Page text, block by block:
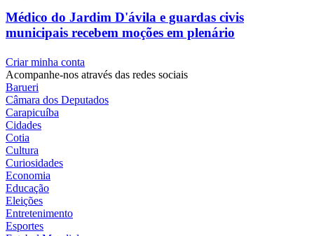
Médico do Jardim D'ávila e guardas civis
municipais recebem moções em plenário
Criar minha conta
Acompanhe-nos através das redes sociais
Barueri
Câmara dos Deputados
Carapicuíba
Cidades
Cotia
Cultura
Curiosidades
Economia
Educação
Eleições
Entretenimento
Esportes